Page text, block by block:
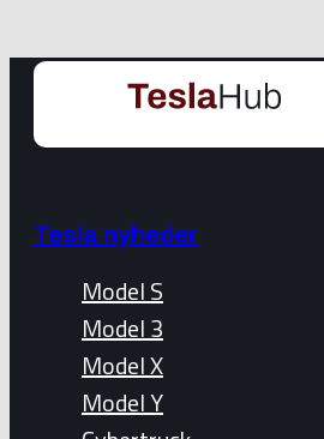
Tesla nyheder
Model S
Model 3
Model X
Model Y